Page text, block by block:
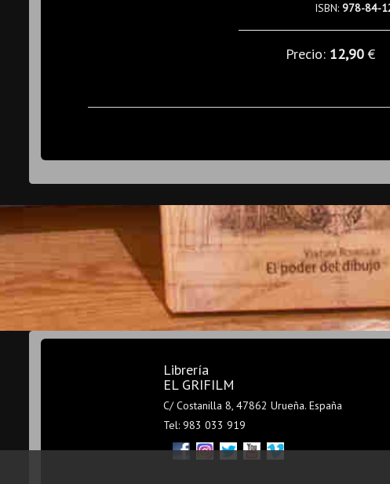
ISBN: 978-84-
Precio: 12,90€
Librería
EL GRIFILM
C/ Costanilla 8, 47862 Urueña. España
Tel: 983 033 919